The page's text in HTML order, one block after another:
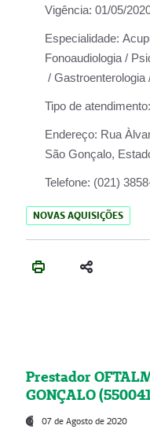
Vigência: 01/05/
Especialidade:
Fonoaudiologia /
/ Gastroenterologia
Tipo de atendimento:
Endereço: Rua
São Gonçalo,
Telefone: (021)
NOVAS AQUISIÇÕES
Prestador
GONÇALO
07 de Agosto de 2020